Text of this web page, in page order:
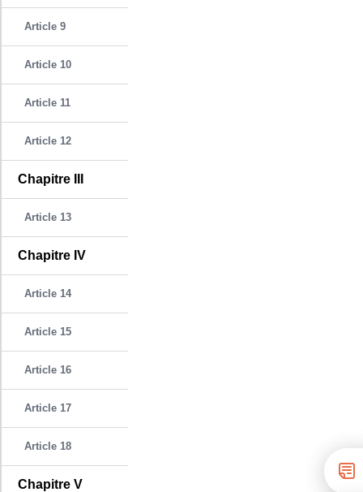
Article 9
Article 10
Article 11
Article 12
Chapitre III
Article 13
Chapitre IV
Article 14
Article 15
Article 16
Article 17
Article 18
Chapitre V